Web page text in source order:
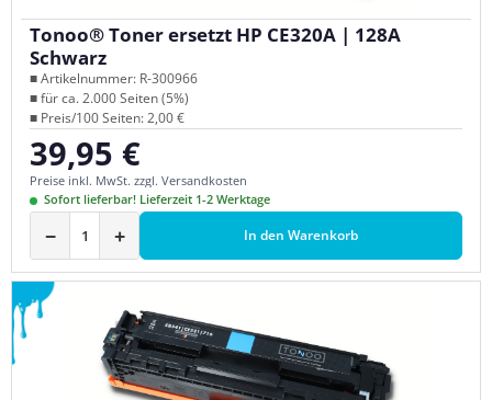
Tonoo® Toner ersetzt HP CE320A | 128A
Schwarz
■ Artikelnummer: R-300966
■ für ca. 2.000 Seiten (5%)
■ Preis/100 Seiten: 2,00 €
Regulärer Preis:
39,95 €
Preise inkl. MwSt. zzgl. Versandkosten
Sofort lieferbar! Lieferzeit 1-2 Werktage
− + In den Warenkorb